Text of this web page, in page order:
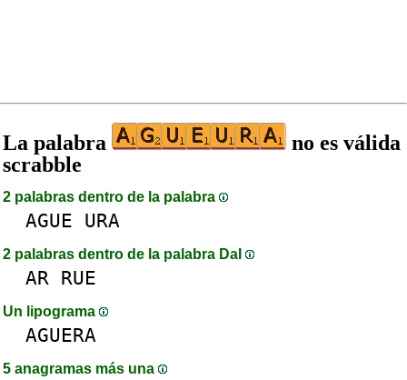
La palabra
no es válida
scrabble
2 palabras dentro de la palabra
AGUE URA
2 palabras dentro de la palabra DaI
AR RUE
Un lipograma
AGUERA
5 anagramas más una